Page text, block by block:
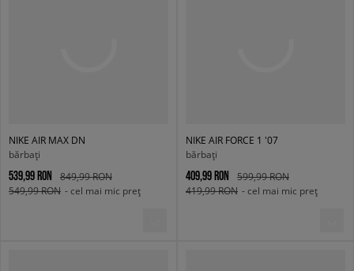
NIKE AIR MAX DN
bărbați
539,99 RON
849,99 RON
549,99 RON - cel mai mic preț
NIKE AIR FORCE 1 '07
bărbați
409,99 RON
599,99 RON
419,99 RON - cel mai mic preț